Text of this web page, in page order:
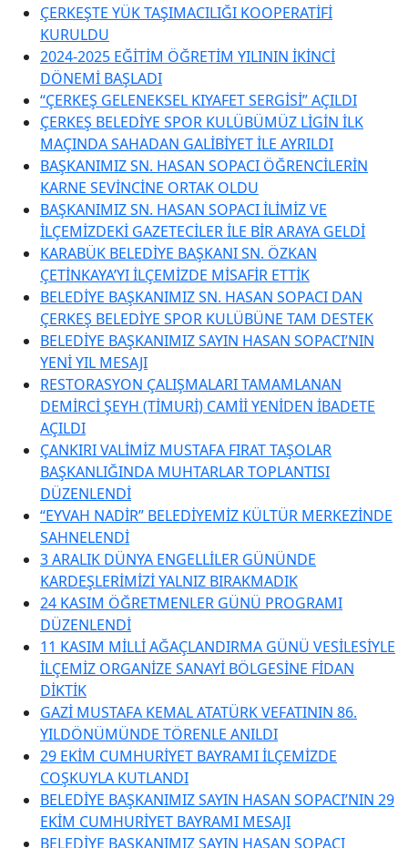
ÇERKEŞTE YÜK TAŞIMACILIĞI KOOPERATİFİ
KURULDU
2024-2025 EĞİTİM ÖĞRETİM YILININ İKİNCİ
DÖNEMİ BAŞLADI
“ÇERKEŞ GELENEKSEL KIYAFET SERGİSİ” AÇILDI
ÇERKEŞ BELEDİYE SPOR KULÜBÜMÜZ LİGİN İLK
MAÇINDA SAHADAN GALİBİYET İLE AYRILDI
BAŞKANIMIZ SN. HASAN SOPACI ÖĞRENCİLERİN
KARNE SEVİNCİNE ORTAK OLDU
BAŞKANIMIZ SN. HASAN SOPACI İLİMİZ VE
İLÇEMİZDEKİ GAZETECİLER İLE BİR ARAYA GELDİ
KARABÜK BELEDİYE BAŞKANI SN. ÖZKAN
ÇETİNKAYA’YI İLÇEMİZDE MİSAFİR ETTİK
BELEDİYE BAŞKANIMIZ SN. HASAN SOPACI DAN
ÇERKEŞ BELEDİYE SPOR KULÜBÜNE TAM DESTEK
BELEDİYE BAŞKANIMIZ SAYIN HASAN SOPACI’NIN
YENİ YIL MESAJI
RESTORASYON ÇALIŞMALARI TAMAMLANAN
DEMİRCİ ŞEYH (TİMURİ) CAMİİ YENİDEN İBADETE
AÇILDI
ÇANKIRI VALİMİZ MUSTAFA FIRAT TAŞOLAR
BAŞKANLIĞINDA MUHTARLAR TOPLANTISI
DÜZENLENDİ
“EYVAH NADİR” BELEDİYEMİZ KÜLTÜR MERKEZİNDE
SAHNELENDİ
3 ARALIK DÜNYA ENGELLİLER GÜNÜNDE
KARDEŞLERİMİZİ YALNIZ BIRAKMADIK
24 KASIM ÖĞRETMENLER GÜNÜ PROGRAMI
DÜZENLENDİ
11 KASIM MİLLİ AĞAÇLANDIRMA GÜNÜ VESİLESİYLE
İLÇEMİZ ORGANİZE SANAYİ BÖLGESİNE FİDAN
DİKTİK
GAZİ MUSTAFA KEMAL ATATÜRK VEFATININ 86.
YILDÖNÜMÜNDE TÖRENLE ANILDI
29 EKİM CUMHURİYET BAYRAMI İLÇEMİZDE
COŞKUYLA KUTLANDI
BELEDİYE BAŞKANIMIZ SAYIN HASAN SOPACI’NIN 29
EKİM CUMHURİYET BAYRAMI MESAJI
BELEDİYE BAŞKANIMIZ SAYIN HASAN SOPACI